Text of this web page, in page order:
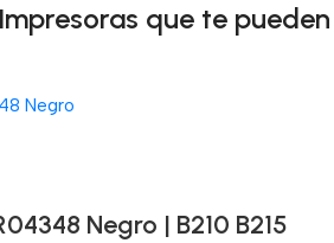
que te pueden
Negro | B210 B215